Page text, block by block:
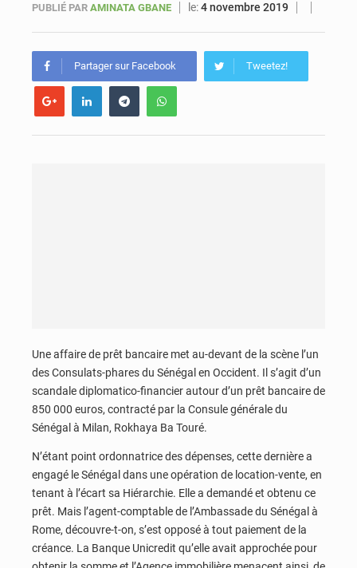
PUBLIÉ PAR AMINATA GBANE le:4 novembre 2019
Partager sur Facebook Tweetez!
Une affaire de prêt bancaire met au-devant de la scène l’un
des Consulats-phares du Sénégal en Occident. Il s’agit d’un
scandale diplomatico-financier autour d’un prêt bancaire de
850 000 euros, contracté par la Consule générale du
Sénégal à Milan, Rokhaya Ba Touré.
N’étant point ordonnatrice des dépenses, cette dernière a
engagé le Sénégal dans une opération de location-vente, en
tenant à l’écart sa Hiérarchie. Elle a demandé et obtenu ce
prêt. Mais l’agent-comptable de l’Ambassade du Sénégal à
Rome, découvre-t-on, s’est opposé à tout paiement de la
créance. La Banque Unicredit qu’elle avait approchée pour